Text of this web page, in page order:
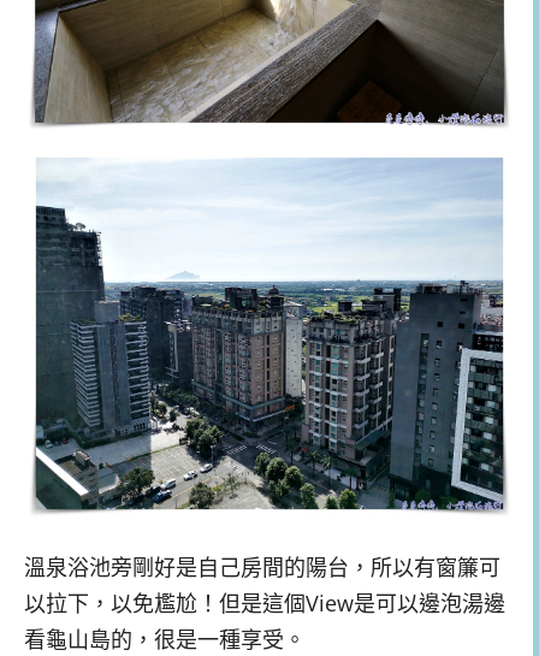
溫泉浴池旁剛好是自己房間的陽台，所以有窗簾可
以拉下，以免尷尬！但是這個View是可以邊泡湯邊
看龜山島的，很是一種享受。